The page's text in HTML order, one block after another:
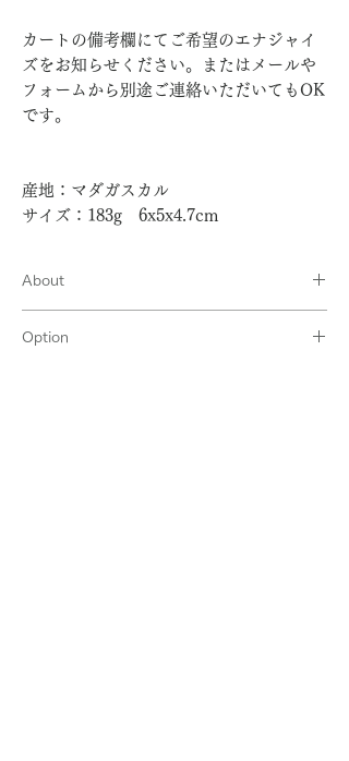
カートの備考欄にてご希望のエナジャイ
ズをお知らせください。またはメールや
フォームから別途ご連絡いただいてもOK
です。
産地：マダガスカル
サイズ：183g 6x5x4.7cm
About
Option